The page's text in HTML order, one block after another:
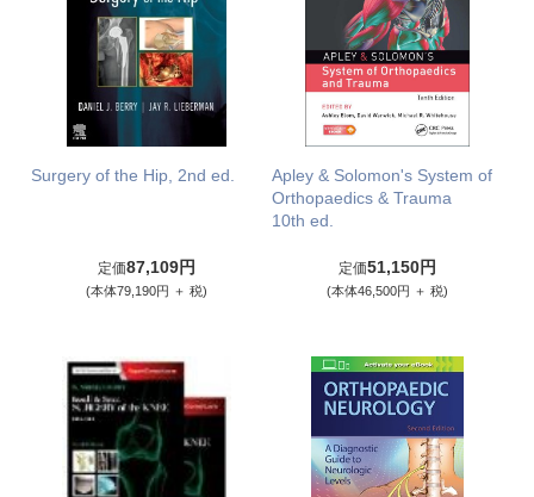
Surgery of the Hip, 2nd ed.
定価87,109円
(本体79,190円 ＋ 税)
Apley & Solomon's System of
Orthopaedics & Trauma
10th ed.
定価51,150円
(本体46,500円 ＋ 税)